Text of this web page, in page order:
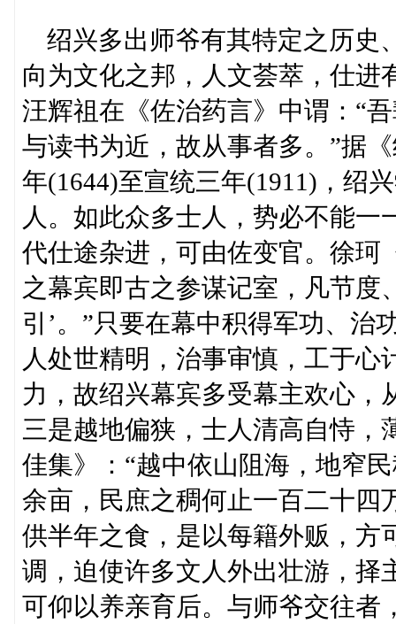
绍兴多出师爷有其特定之历史
向为文化之邦，人文荟萃，仕进
汪辉祖在《佐治药言》中谓：“
与读书为近，故从事者多。”据
年(1644)至宣统三年(1911)，绍
人。如此众多士人，势必不能
代仕途杂进，可由佐变官。徐珂
之幕宾即古之参谋记室，凡节度
引’。”只要在幕中积得军功、治
人处世精明，治事审慎，工于
力，故绍兴幕宾多受幕主欢心，
三是越地偏狭，士人清高自恃，
佳集》：“越中依山阻海，地窄
余亩，民庶之稠何止一百二十四
供半年之食，是以每籍外贩，方
调，迫使许多文人外出壮游，择
可仰以养亲育后。与师爷交往者